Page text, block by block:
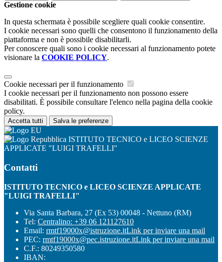
Gestione cookie
In questa schermata è possibile scegliere quali cookie consentire.
I cookie necessari sono quelli che consentono il funzionamento della
piattaforma e non è possibile disabilitarli.
Per conoscere quali sono i cookie necessari al funzionamento potete
visionare la COOKIE POLICY.
Cookie necessari per il funzionamento
I cookie necessari per il funzionamento non possono essere
disabilitati. È possibile consultare l'elenco nella pagina della cookie
policy.
Accetta tutti Salva le preferenze
ISTITUTO TECNICO e LICEO SCIENZE
APPLICATE "LUIGI TRAFELLI"
Contatti
ISTITUTO TECNICO e LICEO SCIENZE APPLICATE
"LUIGI TRAFELLI"
Via Santa Barbara, 27 (Ex 53) 00048 - Nettuno (RM)
Tel: Centralino: +39 06 121127610
Email: rmtf19000x@istruzione.itLink per inviare una mail
PEC: rmtf19000x@pec.istruzione.itLink per inviare una mail
C.F.: 80249350580
IBAN: